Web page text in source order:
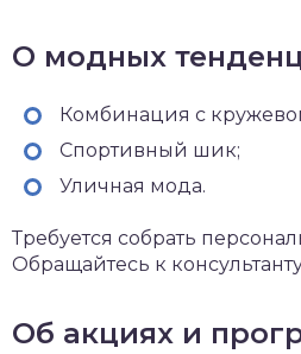
О модных
Комбинация с
Спортивный шик;
Уличная мода.
Требуется собрать
Обращайтесь к
Об акциях и